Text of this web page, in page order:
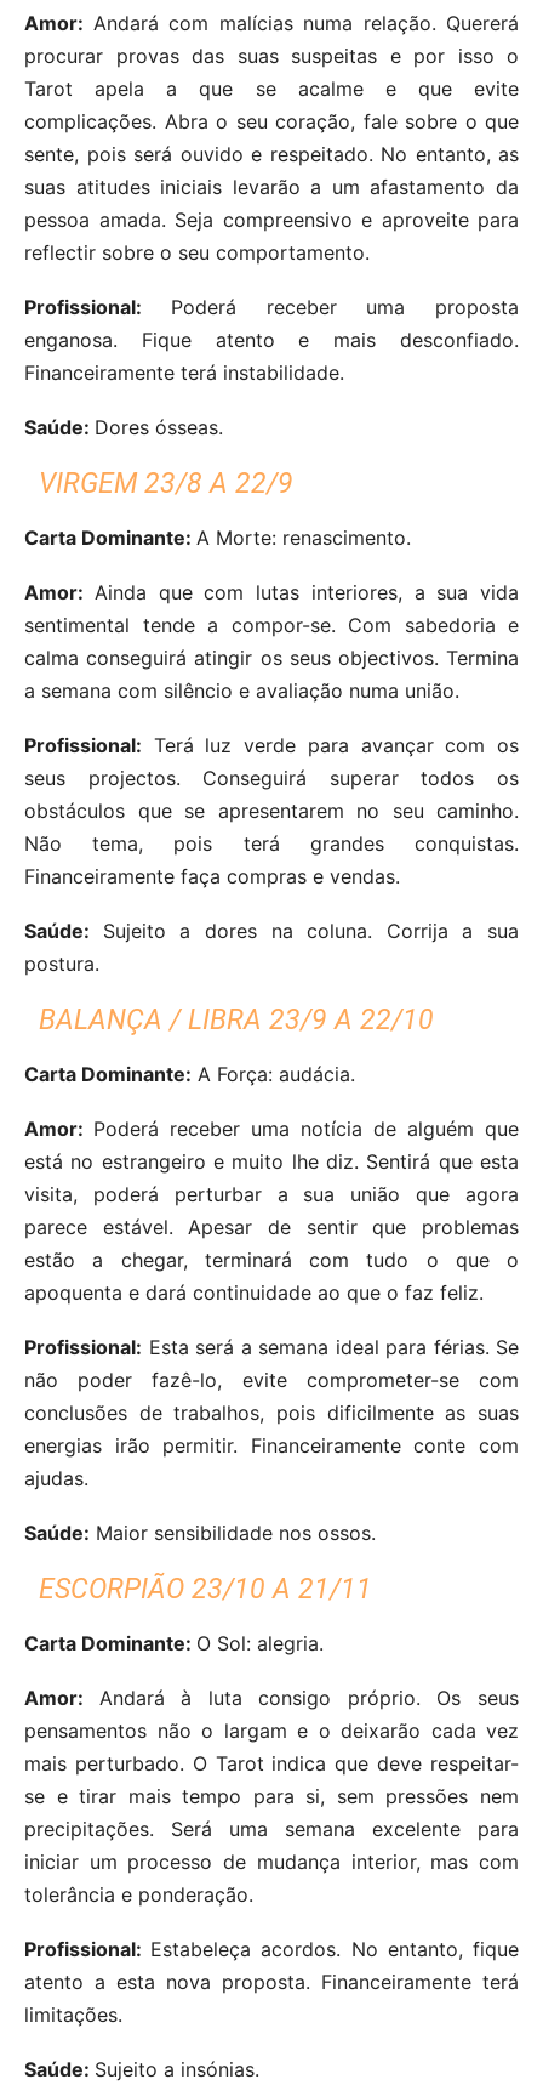
Amor: Andará com malícias numa relação. Quererá
procurar provas das suas suspeitas e por isso o
Tarot apela a que se acalme e que evite
complicações. Abra o seu coração, fale sobre o que
sente, pois será ouvido e respeitado. No entanto, as
suas atitudes iniciais levarão a um afastamento da
pessoa amada. Seja compreensivo e aproveite para
reflectir sobre o seu comportamento.
Profissional: Poderá receber uma proposta
enganosa. Fique atento e mais desconfiado.
Financeiramente terá instabilidade.
Saúde: Dores ósseas.
VIRGEM 23/8 A 22/9
Carta Dominante: A Morte: renascimento.
Amor: Ainda que com lutas interiores, a sua vida
sentimental tende a compor-se. Com sabedoria e
calma conseguirá atingir os seus objectivos. Termina
a semana com silêncio e avaliação numa união.
Profissional: Terá luz verde para avançar com os
seus projectos. Conseguirá superar todos os
obstáculos que se apresentarem no seu caminho.
Não tema, pois terá grandes conquistas.
Financeiramente faça compras e vendas.
Saúde: Sujeito a dores na coluna. Corrija a sua
postura.
BALANÇA / LIBRA 23/9 A 22/10
Carta Dominante: A Força: audácia.
Amor: Poderá receber uma notícia de alguém que
está no estrangeiro e muito lhe diz. Sentirá que esta
visita, poderá perturbar a sua união que agora
parece estável. Apesar de sentir que problemas
estão a chegar, terminará com tudo o que o
apoquenta e dará continuidade ao que o faz feliz.
Profissional: Esta será a semana ideal para férias. Se
não poder fazê-lo, evite comprometer-se com
conclusões de trabalhos, pois dificilmente as suas
energias irão permitir. Financeiramente conte com
ajudas.
Saúde: Maior sensibilidade nos ossos.
ESCORPIÃO 23/10 A 21/11
Carta Dominante: O Sol: alegria.
Amor: Andará à luta consigo próprio. Os seus
pensamentos não o largam e o deixarão cada vez
mais perturbado. O Tarot indica que deve respeitar-
se e tirar mais tempo para si, sem pressões nem
precipitações. Será uma semana excelente para
iniciar um processo de mudança interior, mas com
tolerância e ponderação.
Profissional: Estabeleça acordos. No entanto, fique
atento a esta nova proposta. Financeiramente terá
limitações.
Saúde: Sujeito a insónias.